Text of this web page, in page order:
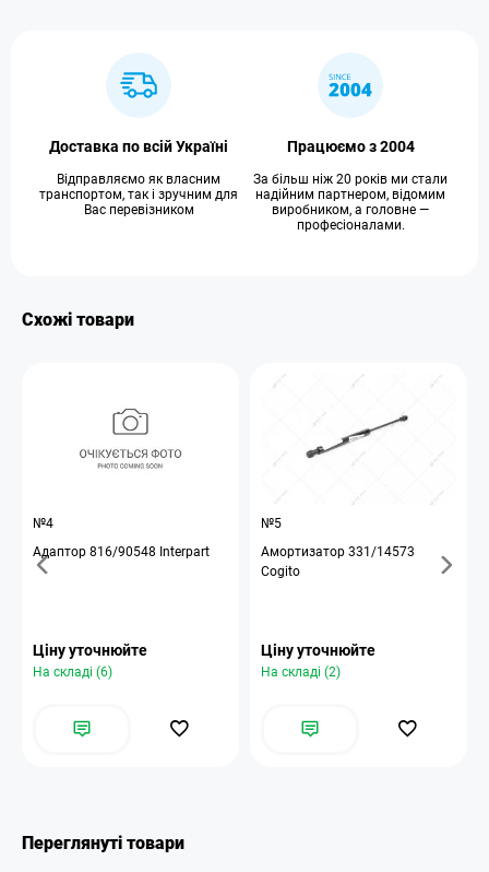
Доставка по всій Україні
Відправляємо як власним
транспортом, так і зручним для
Вас перевізником
Працюємо з 2004
За більш ніж 20 років ми стали
надійним партнером, відомим
виробником, а головне —
професіоналами.
Схожі товари
№4
Адаптор 816/90548 Interpart
Ціну уточнюйте
На складі (6)
№5
Амортизатор 331/14573
Cogito
Ціну уточнюйте
На складі (2)
Переглянуті товари